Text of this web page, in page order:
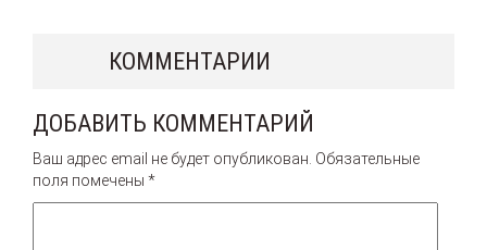
КОММЕНТАРИИ
ДОБАВИТЬ КОММЕНТАРИЙ
Ваш адрес email не будет опубликован. Обязательные
поля помечены *